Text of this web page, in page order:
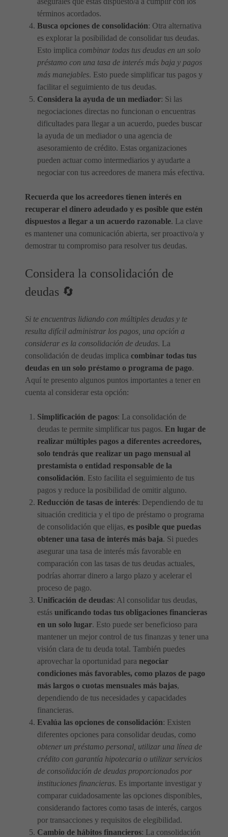
términos acordados.
Busca opciones de consolidación: Otra alternativa
es explorar la posibilidad de consolidar tus deudas.
Esto implica combinar todas tus deudas en un solo
préstamo con una tasa de interés más baja y pagos
más manejables. Esto puede simplificar tus pagos y
facilitar el seguimiento de tus deudas.
Considera la ayuda de un mediador: Si las
negociaciones directas no funcionan o encuentras
dificultades para llegar a un acuerdo, puedes buscar
la ayuda de un mediador o una agencia de
asesoramiento de crédito. Estas organizaciones
pueden actuar como intermediarios y ayudarte a
negociar con tus acreedores de manera más efectiva.
Recuerda que los acreedores tienen interés en
recuperar el dinero adeudado y es posible que estén
dispuestos a llegar a un acuerdo razonable. La clave
es mantener una comunicación abierta, ser proactivo/a y
demostrar tu compromiso para resolver tus deudas.
Considera la consolidación de
deudas 🔄
Si te encuentras lidiando con múltiples deudas y te
resulta difícil administrar los pagos, una opción a
considerar es la consolidación de deudas. La
consolidación de deudas implica combinar todas tus
deudas en un solo préstamo o programa de pago.
Aquí te presento algunos puntos importantes a tener en
cuenta al considerar esta opción:
Simplificación de pagos: La consolidación de
deudas te permite simplificar tus pagos. En lugar de
realizar múltiples pagos a diferentes acreedores,
solo tendrás que realizar un pago mensual al
prestamista o entidad responsable de la
consolidación. Esto facilita el seguimiento de tus
pagos y reduce la posibilidad de omitir alguno.
Reducción de tasas de interés: Dependiendo de tu
situación crediticia y el tipo de préstamo o programa
de consolidación que elijas, es posible que puedas
obtener una tasa de interés más baja. Si puedes
asegurar una tasa de interés más favorable en
comparación con las tasas de tus deudas actuales,
podrías ahorrar dinero a largo plazo y acelerar el
proceso de pago.
Unificación de deudas: Al consolidar tus deudas,
estás unificando todas tus obligaciones financieras
en un solo lugar. Esto puede ser beneficioso para
mantener un mejor control de tus finanzas y tener una
visión clara de tu deuda total. También puedes
aprovechar la oportunidad para negociar
condiciones más favorables, como plazos de pago
más largos o cuotas mensuales más bajas,
dependiendo de tus necesidades y capacidades
financieras.
Evalúa las opciones de consolidación: Existen
diferentes opciones para consolidar deudas, como
obtener un préstamo personal, utilizar una línea de
crédito con garantía hipotecaria o utilizar servicios
de consolidación de deudas proporcionados por
instituciones financieras. Es importante investigar y
comparar cuidadosamente las opciones disponibles,
considerando factores como tasas de interés, cargos
por transacciones y requisitos de elegibilidad.
Cambio de hábitos financieros: La consolidación